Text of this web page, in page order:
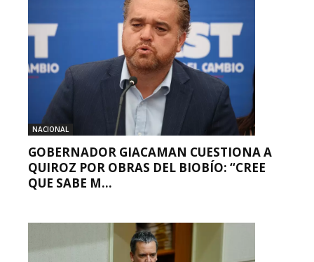
NACIONAL
GOBERNADOR GIACAMAN CUESTIONA A
QUIROZ POR OBRAS DEL BIOBÍO: “CREE
QUE SABE M...